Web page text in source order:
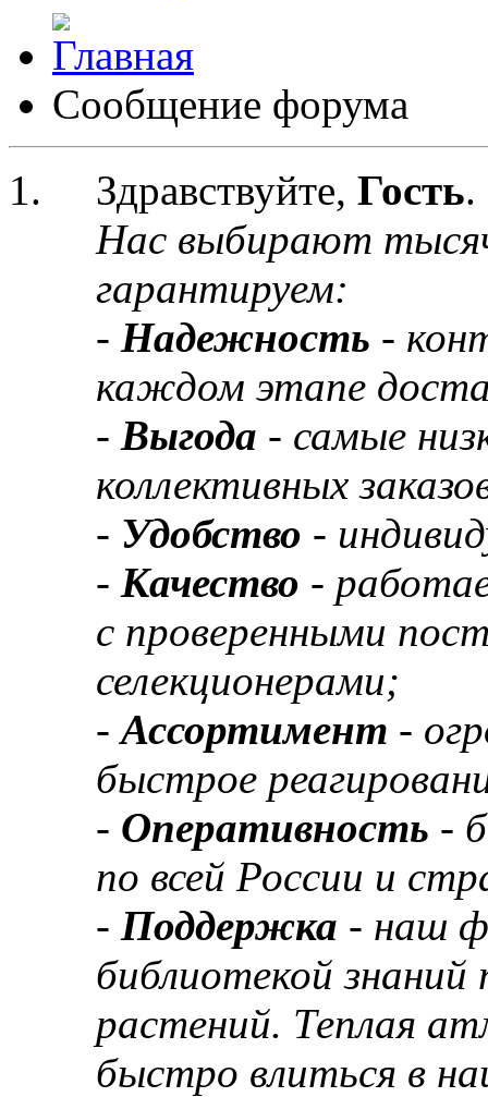
Сообщение форума
Здравствуйте, Гость.
Нас выбирают
гарантируем:
- Надежность -
каждом этапе
- Выгода - самые
коллективных
- Удобство -
- Качество -
с проверенными
селекционерами;
-Ассортимент -
быстрое
- Оперативность -
по всей России и
- Поддержка - наш
библиотекой
растений. Теплая
быстро влиться в